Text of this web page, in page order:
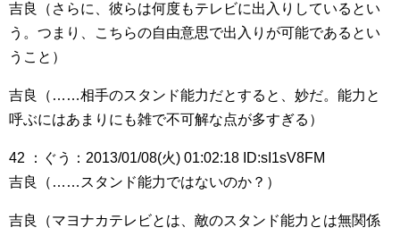
吉良（さらに、彼らは何度もテレビに出入りしているとい
う。つまり、こちらの自由意思で出入りが可能であるとい
うこと）
吉良（……相手のスタンド能力だとすると、妙だ。能力と
呼ぶにはあまりにも雑で不可解な点が多すぎる）
42 ：ぐう：2013/01/08(火) 01:02:18 ID:sI1sV8FM
吉良（……スタンド能力ではないのか？）
吉良（マヨナカテレビとは、敵のスタンド能力とは無関係